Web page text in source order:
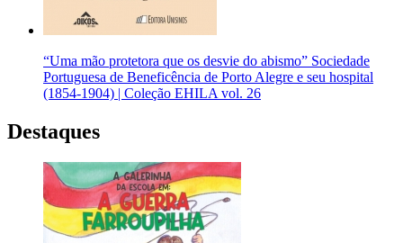
“Uma mão protetora que os desvie do abismo” Sociedade
Portuguesa de Beneficência de Porto Alegre e seu hospital
(1854-1904) | Coleção EHILA vol. 26
Destaques